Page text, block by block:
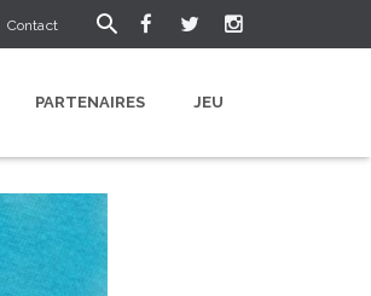
Contact
PARTENAIRES JEU